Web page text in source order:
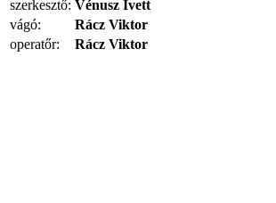
szerkesztő: Vénusz Ivett
vágó:
Rácz Viktor
operatőr:
Rácz Viktor